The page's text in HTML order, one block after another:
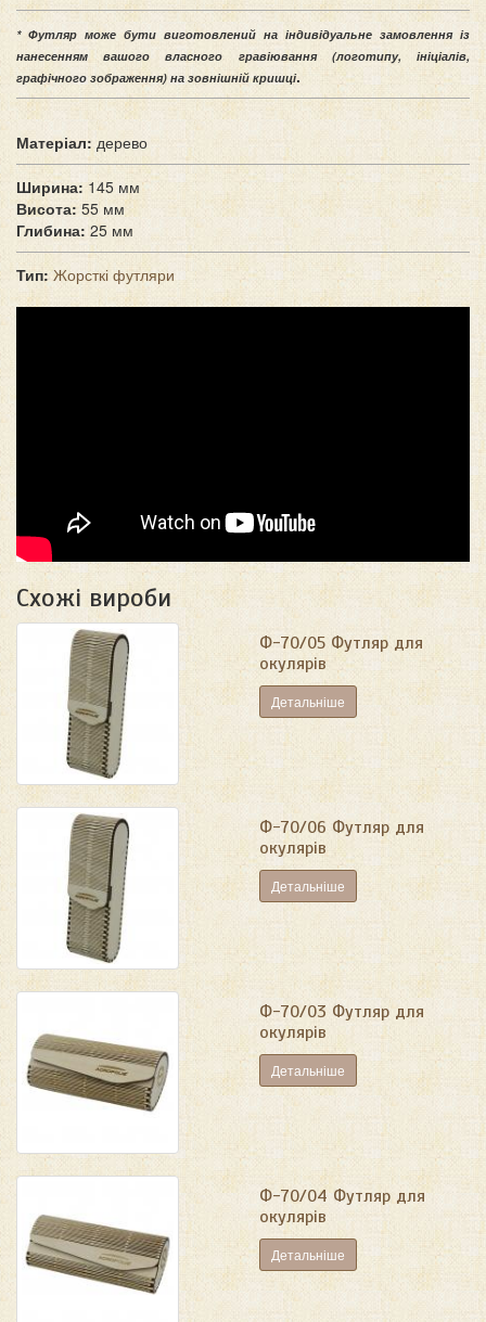
* Футляр може бути виготовлений на індивідуальне замовлення із
нанесенням вашого власного гравіювання (логотипу, ініціалів,
графічного зображення) на зовнішній кришці.
Матеріал: дерево
Ширина: 145 мм
Висота: 55 мм
Глибина: 25 мм
Тип:Жорсткі футляри
Схожі вироби
Ф-70/05 Футляр для
окулярів
Детальніше
Ф-70/06 Футляр для
окулярів
Детальніше
Ф-70/03 Футляр для
окулярів
Детальніше
Ф-70/04 Футляр для
окулярів
Детальніше